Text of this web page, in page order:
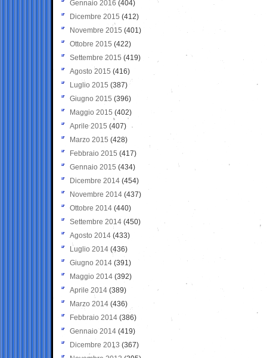
Gennaio 2016 (404)
Dicembre 2015 (412)
Novembre 2015 (401)
Ottobre 2015 (422)
Settembre 2015 (419)
Agosto 2015 (416)
Luglio 2015 (387)
Giugno 2015 (396)
Maggio 2015 (402)
Aprile 2015 (407)
Marzo 2015 (428)
Febbraio 2015 (417)
Gennaio 2015 (434)
Dicembre 2014 (454)
Novembre 2014 (437)
Ottobre 2014 (440)
Settembre 2014 (450)
Agosto 2014 (433)
Luglio 2014 (436)
Giugno 2014 (391)
Maggio 2014 (392)
Aprile 2014 (389)
Marzo 2014 (436)
Febbraio 2014 (386)
Gennaio 2014 (419)
Dicembre 2013 (367)